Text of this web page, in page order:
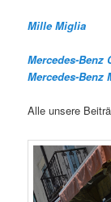
Mille Miglia
Mercedes-Benz
Mercedes-Benz
Alle unsere